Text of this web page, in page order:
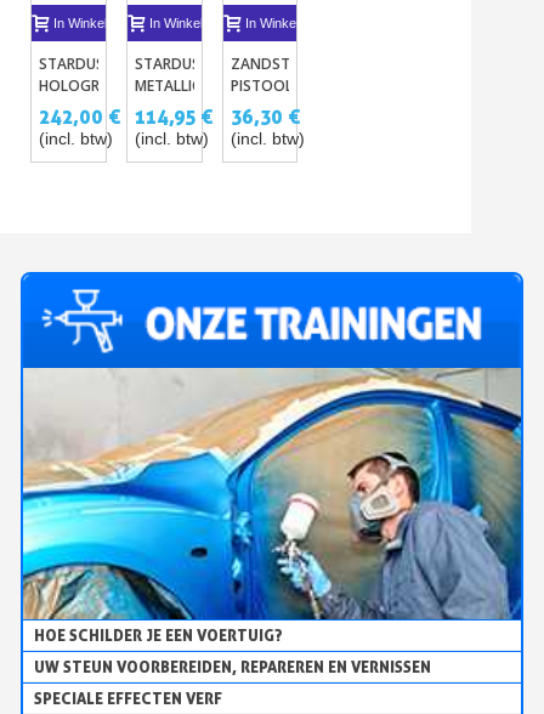
HOE SCHILDER JE EEN VOERTUIG?
UW STEUN VOORBEREIDEN, REPAREREN EN VERNISSEN
SPECIALE EFFECTEN VERF
In Winkelwagen
STARDUST
HOLOGRAPHIC
GLITTERS
GELEVERD
IN
242,00 €
(incl. btw)
In Winkelwagen
STARDUST
METALLIC
POLYESTER
GLITTERS
- A-
114,95 €
(incl. btw)
In Winkelwagen
ZANDSTRAAL
PISTOOL
HOGE
KWALITEIT
MET
36,30 €
(incl. btw)